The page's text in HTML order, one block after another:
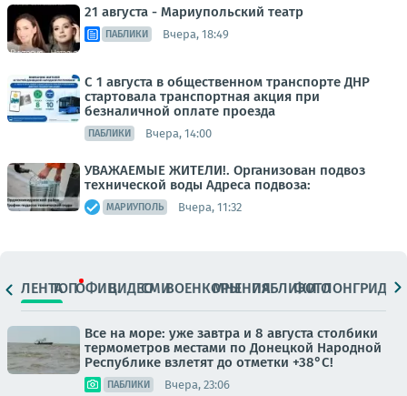
21 августа - Мариупольский театр
ПАБЛИКИ Вчера, 18:49
С 1 августа в общественном транспорте ДНР
стартовала транспортная акция при
безналичной оплате проезда
ПАБЛИКИ Вчера, 14:00
УВАЖАЕМЫЕ ЖИТЕЛИ!. Организован подвоз
технической воды Адреса подвоза:
МАРИУПОЛЬ Вчера, 11:32
ЛЕНТАТОПОФИЦ.ВИДЕОСМИВОЕНКОРЫМНЕНИЯПАБЛИКИ
ФОТОЛОНГРИДЫ
Все на море: уже завтра и 8 августа столбики
термометров местами по Донецкой Народной
Республике взлетят до отметки +38°C!
ПАБЛИКИ Вчера, 23:06